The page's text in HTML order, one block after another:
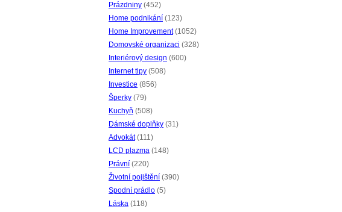
Prázdniny (452)
Home podnikání (123)
Home Improvement(1052)
Domovské organizaci (328)
Interiérový design (600)
Internet tipy (508)
Investice (856)
Šperky (79)
Kuchyň (508)
Dámské doplňky (31)
Advokát(111)
LCD plazma (148)
Právní (220)
Životní pojištění (390)
Spodní prádlo (5)
Láska (118)